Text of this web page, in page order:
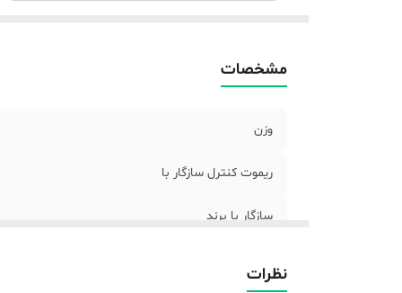
مشخصات
وزن
ریموت کنترل سازگار با
سازگار با برند
نظرات